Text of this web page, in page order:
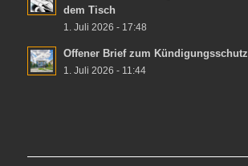
dem Tisch
1. Juli 2026 - 17:48
Offener Brief zum Kündigungsschutz
1. Juli 2026 - 11:44